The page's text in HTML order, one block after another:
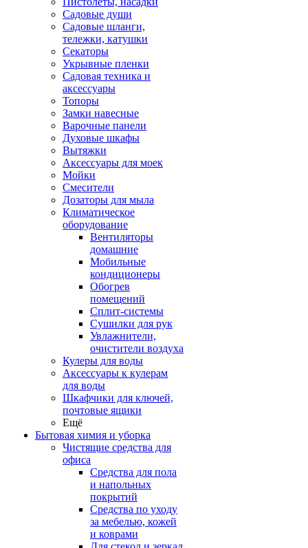
Садовые души
Садовые шланги,
тележки, катушки
Секаторы
Укрывные пленки
Садовая техника и
аксессуары
Топоры
Замки навесные
Варочные панели
Духовые шкафы
Вытяжки
Аксессуары для моек
Мойки
Смесители
Дозаторы для мыла
Климатическое
оборудование
Вентиляторы
домашние
Мобильные
кондиционеры
Обогрев
помещений
Сплит-системы
Сушилки для рук
Увлажнители,
очистители воздуха
Кулеры для воды
Аксессуары к кулерам
для воды
Шкафчики для ключей,
почтовые ящики
Ещё
Бытовая химия и уборка
Чистящие средства для
офиса
Средства для пола
и напольных
покрытий
Средства по уходу
за мебелью, кожей
и коврами